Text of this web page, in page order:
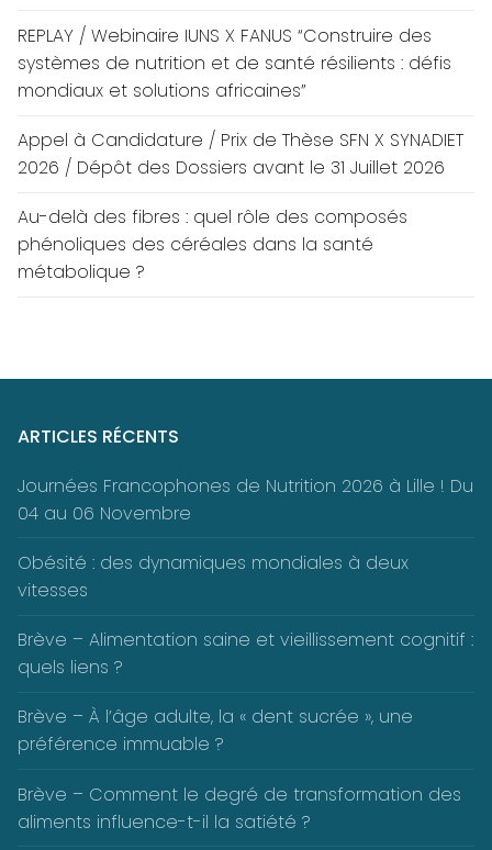
REPLAY / Webinaire IUNS X FANUS “Construire des
systèmes de nutrition et de santé résilients : défis
mondiaux et solutions africaines”
Appel à Candidature / Prix de Thèse SFN X SYNADIET
2026 / Dépôt des Dossiers avant le 31 Juillet 2026
Au-delà des fibres : quel rôle des composés
phénoliques des céréales dans la santé
métabolique ?
ARTICLES RÉCENTS
Journées Francophones de Nutrition 2026 à Lille ! Du
04 au 06 Novembre
Obésité : des dynamiques mondiales à deux
vitesses
Brève – Alimentation saine et vieillissement cognitif :
quels liens ?
Brève – À l’âge adulte, la « dent sucrée », une
préférence immuable ?
Brève – Comment le degré de transformation des
aliments influence-t-il la satiété ?